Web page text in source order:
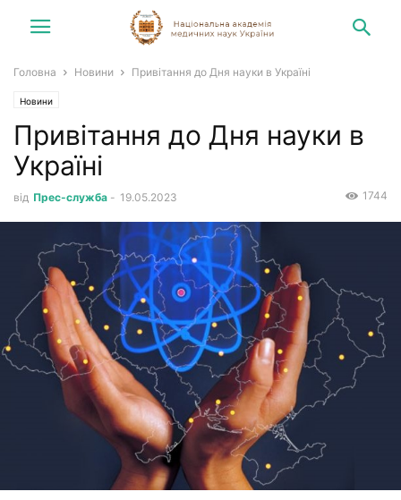
Головна Новини Привітання до Дня науки в Україні
Новини
Привітання до Дня науки в
Україні
від Прес-служба - 19.05.2023 1744